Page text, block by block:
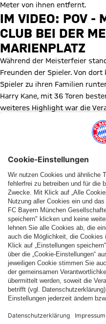
Meter von ihnen entfernt.
IM VIDEO: POV -
CLUB BEI DER
MARIENPLATZ
Video abspielen
Während der Meisterfeier
Freunden der Spieler. Von
Spieler zu ihren Familien
Harry Kane, mit 36 Toren
weiteres Highlight war die
der noch einmal von den
nämlich acht Jahre lang für
Nach der Party erzählten uns
für sie immer ein besonders
schöne Stimmung auf dem
Gedächtnis bleiben“, erklärte
sagte: „Ich glaube, die Fans
Rathaus sind: Für sie ist es
für uns ist es jedes Jahr aufs
auch! Die FC Bayern-
war einfach genial!
Gehe zu Gallerie Seite: Zur
+10